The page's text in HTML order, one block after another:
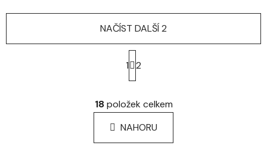
O
v
l
á
NAČÍST DALŠÍ 2
S
t
r
á
k
o
v
á
1 2
18položek celkem
NAHORU